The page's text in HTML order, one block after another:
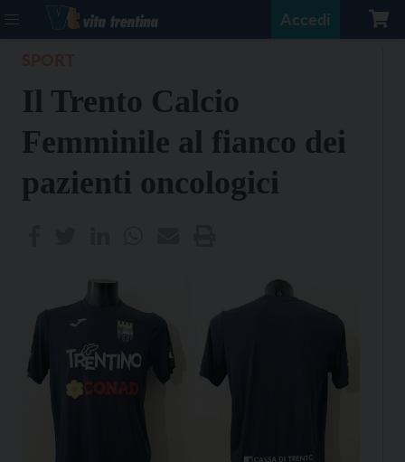
Accedi
Il Trento Calcio
Femminile al fianco dei
pazienti oncologici